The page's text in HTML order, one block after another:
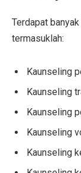
Terdapat
termasuklah:
Kaunseling
Kaunseling
Kaunseling
Kaunseling
Kaunseling